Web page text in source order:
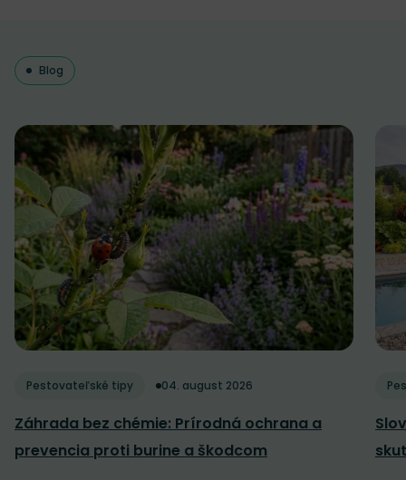
Blog
Pestovateľské tipy 04. august 2026
Záhrada bez chémie: Prírodná ochrana a
prevencia proti burine a škodcom